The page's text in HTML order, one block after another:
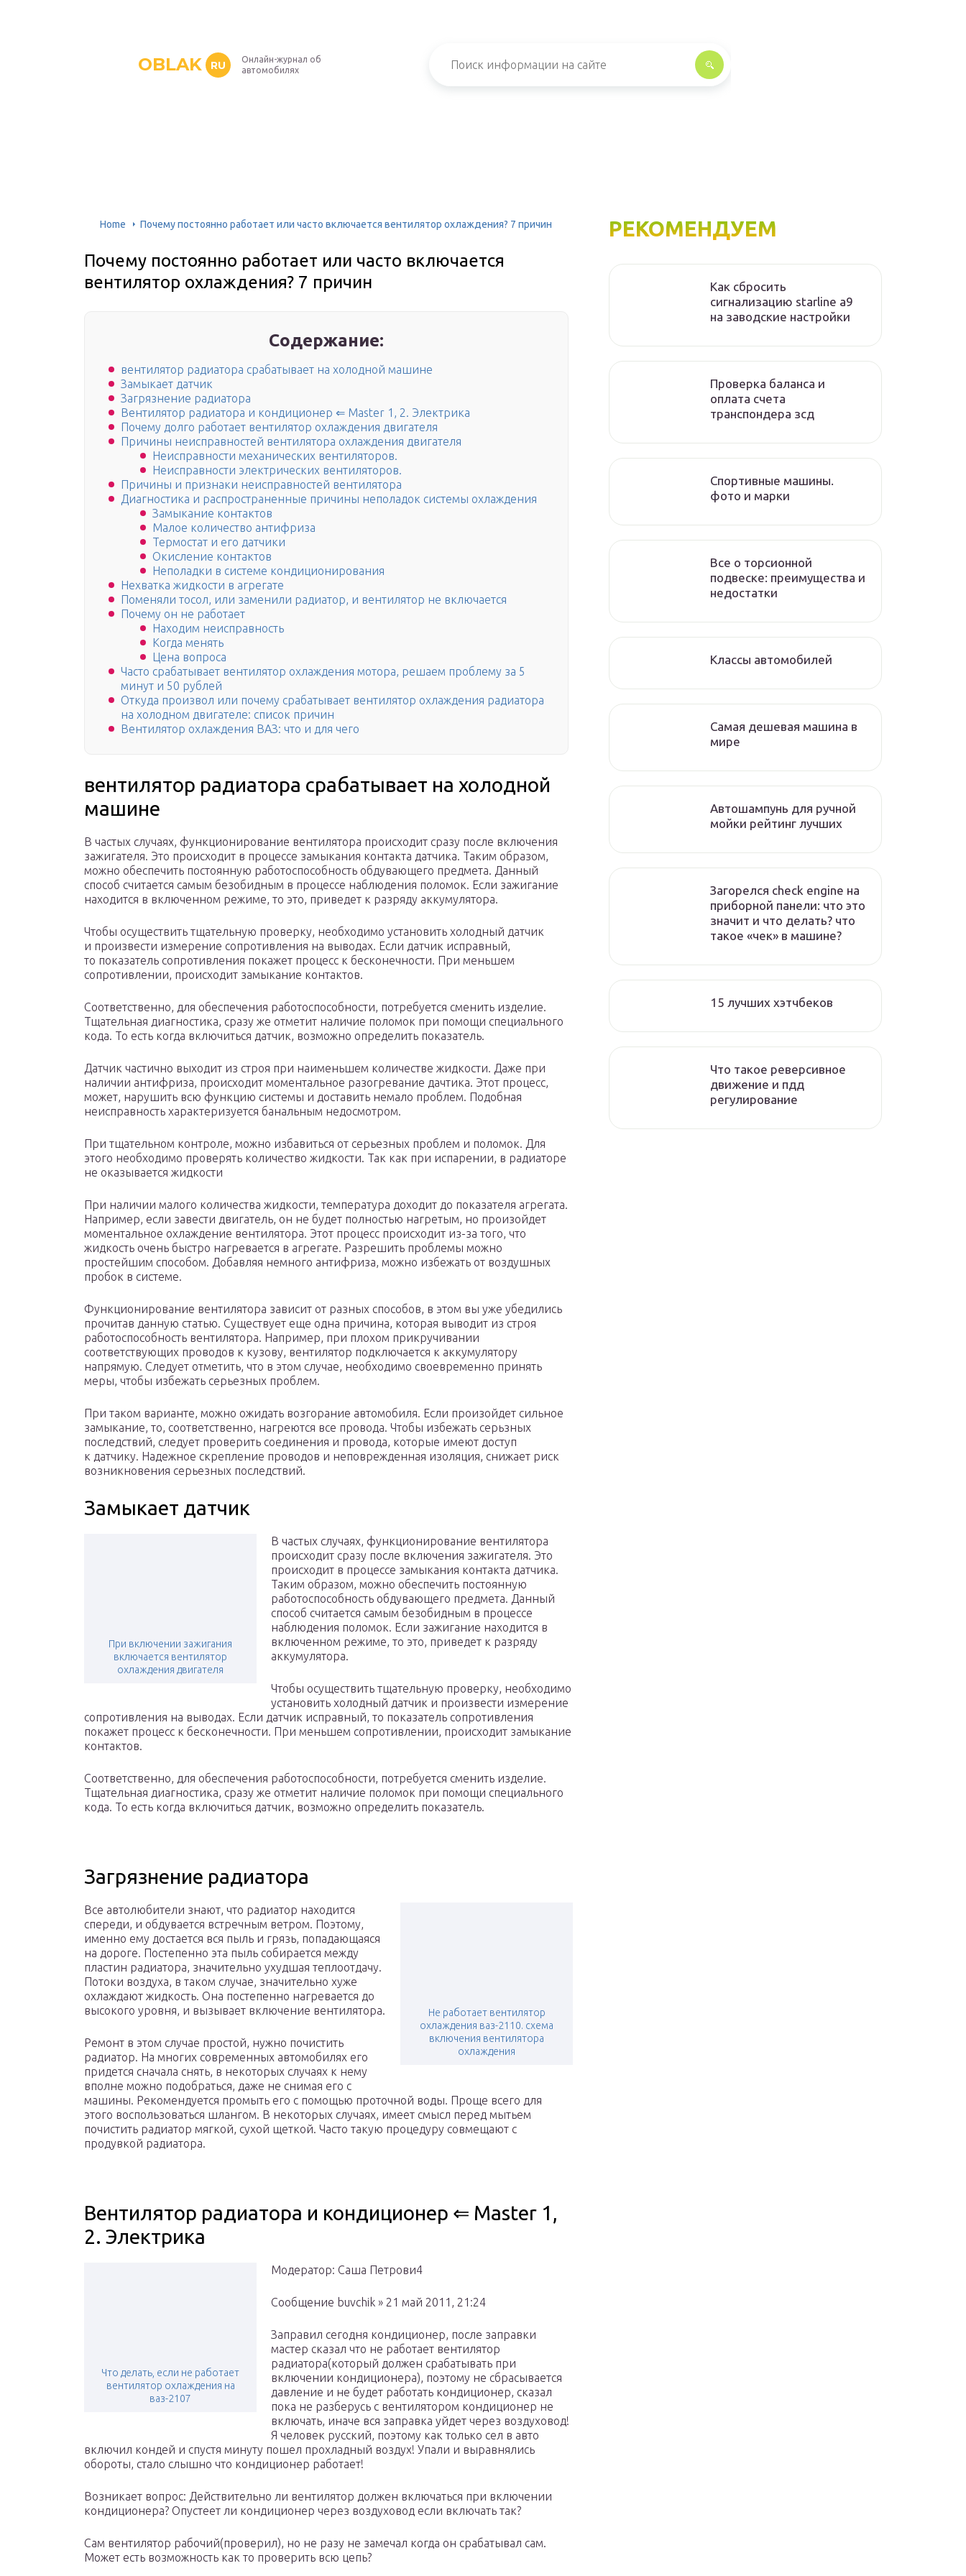
OBLAK RU
Онлайн-журнал об
автомобилях
Home Почему постоянно работает или часто включается вентилятор охлаждения? 7 причин
Почему постоянно работает или часто включается
вентилятор охлаждения? 7 причин
Содержание:
вентилятор радиатора срабатывает на холодной машине
Замыкает датчик
Загрязнение радиатора
Вентилятор радиатора и кондиционер ⇐ Master 1, 2. Электрика
Почему долго работает вентилятор охлаждения двигателя
Причины неисправностей вентилятора охлаждения двигателя
Неисправности механических вентиляторов.
Неисправности электрических вентиляторов.
Причины и признаки неисправностей вентилятора
Диагностика и распространенные причины неполадок системы охлаждения
Замыкание контактов
Малое количество антифриза
Термостат и его датчики
Окисление контактов
Неполадки в системе кондиционирования
Нехватка жидкости в агрегате
Поменяли тосол, или заменили радиатор, и вентилятор не включается
Почему он не работает
Находим неисправность
Когда менять
Цена вопроса
Часто срабатывает вентилятор охлаждения мотора, решаем проблему за 5
минут и 50 рублей
Откуда произвол или почему срабатывает вентилятор охлаждения радиатора
на холодном двигателе: список причин
Вентилятор охлаждения ВАЗ: что и для чего
вентилятор радиатора срабатывает на холодной
машине
В частых случаях, функционирование вентилятора происходит сразу после включения
зажигателя. Это происходит в процессе замыкания контакта датчика. Таким образом,
можно обеспечить постоянную работоспособность обдувающего предмета. Данный
способ считается самым безобидным в процессе наблюдения поломок. Если зажигание
находится в включенном режиме, то это, приведет к разряду аккумулятора.
Чтобы осуществить тщательную проверку, необходимо установить холодный датчик
и произвести измерение сопротивления на выводах. Если датчик исправный,
то показатель сопротивления покажет процесс к бесконечности. При меньшем
сопротивлении, происходит замыкание контактов.
Соответственно, для обеспечения работоспособности, потребуется сменить изделие.
Тщательная диагностика, сразу же отметит наличие поломок при помощи специального
кода. То есть когда включиться датчик, возможно определить показатель.
Датчик частично выходит из строя при наименьшем количестве жидкости. Даже при
наличии антифриза, происходит моментальное разогревание дачтика. Этот процесс,
может, нарушить всю функцию системы и доставить немало проблем. Подобная
неисправность характеризуется банальным недосмотром.
При тщательном контроле, можно избавиться от серьезных проблем и поломок. Для
этого необходимо проверять количество жидкости. Так как при испарении, в радиаторе
не оказывается жидкости
При наличии малого количества жидкости, температура доходит до показателя агрегата.
Например, если завести двигатель, он не будет полностью нагретым, но произойдет
моментальное охлаждение вентилятора. Этот процесс происходит из-за того, что
жидкость очень быстро нагревается в агрегате. Разрешить проблемы можно
простейшим способом. Добавляя немного антифриза, можно избежать от воздушных
пробок в системе.
Функционирование вентилятора зависит от разных способов, в этом вы уже убедились
прочитав данную статью. Существует еще одна причина, которая выводит из строя
работоспособность вентилятора. Например, при плохом прикручивании
соответствующих проводов к кузову, вентилятор подключается к аккумулятору
напрямую. Следует отметить, что в этом случае, необходимо своевременно принять
меры, чтобы избежать серьезных проблем.
При таком варианте, можно ожидать возгорание автомобиля. Если произойдет сильное
замыкание, то, соответственно, нагреются все провода. Чтобы избежать серьзных
последствий, следует проверить соединения и провода, которые имеют доступ
к датчику. Надежное скрепление проводов и неповрежденная изоляция, снижает риск
возникновения серьезных последствий.
Замыкает датчик
При включении зажигания
включается вентилятор
охлаждения двигателя
В частых случаях, функционирование вентилятора
происходит сразу после включения зажигателя. Это
происходит в процессе замыкания контакта датчика.
Таким образом, можно обеспечить постоянную
работоспособность обдувающего предмета. Данный
способ считается самым безобидным в процессе
наблюдения поломок. Если зажигание находится в
включенном режиме, то это, приведет к разряду
аккумулятора.
Чтобы осуществить тщательную проверку, необходимо
установить холодный датчик и произвести измерение
сопротивления на выводах. Если датчик исправный, то показатель сопротивления
покажет процесс к бесконечности. При меньшем сопротивлении, происходит замыкание
контактов.
Соответственно, для обеспечения работоспособности, потребуется сменить изделие.
Тщательная диагностика, сразу же отметит наличие поломок при помощи специального
кода. То есть когда включиться датчик, возможно определить показатель.
Загрязнение радиатора
Не работает вентилятор
охлаждения ваз-2110. схема
включения вентилятора
охлаждения
Все автолюбители знают, что радиатор находится
спереди, и обдувается встречным ветром. Поэтому,
именно ему достается вся пыль и грязь, попадающаяся
на дороге. Постепенно эта пыль собирается между
пластин радиатора, значительно ухудшая теплоотдачу.
Потоки воздуха, в таком случае, значительно хуже
охлаждают жидкость. Она постепенно нагревается до
высокого уровня, и вызывает включение вентилятора.
Ремонт в этом случае простой, нужно почистить
радиатор. На многих современных автомобилях его
придется сначала снять, в некоторых случаях к нему
вполне можно подобраться, даже не снимая его с
машины. Рекомендуется промыть его с помощью проточной воды. Проще всего для
этого воспользоваться шлангом. В некоторых случаях, имеет смысл перед мытьем
почистить радиатор мягкой, сухой щеткой. Часто такую процедуру совмещают с
продувкой радиатора.
Вентилятор радиатора и кондиционер ⇐ Master 1,
2. Электрика
Что делать, если не работает
вентилятор охлаждения на
ваз-2107
Модератор: Саша Петрови4
Сообщение buvchik » 21 май 2011, 21:24
Заправил сегодня кондиционер, после заправки
мастер сказал что не работает вентилятор
радиатора(который должен срабатывать при
включении кондиционера), поэтому не сбрасывается
давление и не будет работать кондиционер, сказал
пока не разберусь с вентилятором кондиционер не
включать, иначе вся заправка уйдет через воздуховод!
Я человек русский, поэтому как только сел в авто
включил кондей и спустя минуту пошел прохладный воздух! Упали и выравнялись
обороты, стало слышно что кондиционер работает!
Возникает вопрос: Действительно ли вентилятор должен включаться при включении
кондиционера? Опустеет ли кондиционер через воздуховод если включать так?
Сам вентилятор рабочий(проверил), но не разу не замечал когда он срабатывал сам.
Может есть возможность как то проверить всю цепь?
РЕКОМЕНДУЕМ
Как сбросить
сигнализацию starline а9
на заводские настройки
Проверка баланса и
оплата счета
транспондера зсд
Спортивные машины.
фото и марки
Все о торсионной
подвеске: преимущества и
недостатки
Классы автомобилей
Самая дешевая машина в
мире
Автошампунь для ручной
мойки рейтинг лучших
Загорелся check engine на
приборной панели: что это
значит и что делать? что
такое «чек» в машине?
15 лучших хэтчбеков
Что такое реверсивное
движение и пдд
регулирование